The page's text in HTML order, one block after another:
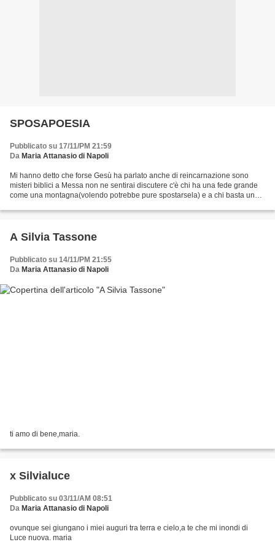
SPOSAPOESIA
Pubblicato su 17/11/PM 21:59
Da Maria Attanasio di Napoli
Mi hanno detto che forse Gesù ha parlato anche di reincarnazione sono
misteri biblici a Messa non ne sentirai discutere c'è chi ha una fede grande
come una montagna(volendo potrebbe pure spostarsela) e a chi basta un
A Silvia Tassone
Pubblicato su 14/11/PM 21:55
Da Maria Attanasio di Napoli
ti amo di bene,maria.
x Silvialuce
Pubblicato su 03/11/AM 08:51
Da Maria Attanasio di Napoli
ovunque sei giungano i miei auguri tra terra e cielo,a te che mi inondi di
Luce nuova. maria